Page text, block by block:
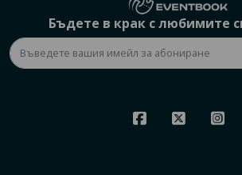
Бъдете в крак с любимите